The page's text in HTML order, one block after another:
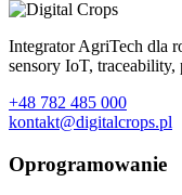
Integrator AgriTech dla
sensory IoT,
+48 782 485 000
kontakt@digitalcrops.pl
Oprogramowanie